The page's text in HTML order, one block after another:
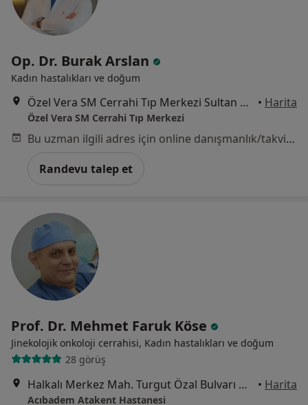
Op. Dr. Burak Arslan
Kadın hastalıkları ve doğum
Özel Vera SM Cerrahi Tıp Merkezi Sultan Murat Caddesi, İstanbul • Harita
Özel Vera SM Cerrahi Tıp Merkezi
Bu uzman ilgili adres için online danışmanlık/takvim sunmuyor.
Randevu talep et
Prof. Dr. Mehmet Faruk Köse
Jinekolojik onkoloji cerrahisi, Kadın hastalıkları ve doğum
28 görüş
Halkalı Merkez Mah. Turgut Özal Bulvarı No: 16, Küçükçekmece • Harita
Acıbadem Atakent Hastanesi